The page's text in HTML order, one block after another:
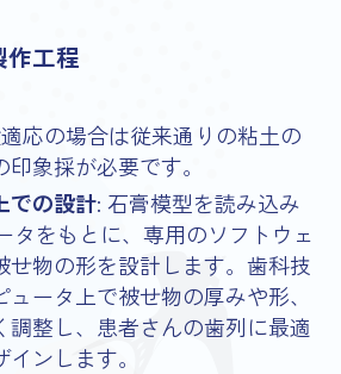
作工程
応の場合は従来通りの粘土の
象採が必要です。
での設計: 石膏模型を読み込み
タをもとに、専用のソフトウェ
せ物の形を設計します。歯科技
ータ上で被せ物の厚みや形、
調整し、患者さんの歯列に最適
ンします。